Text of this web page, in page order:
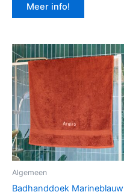
Meer info!
Algemeen
Badhanddoek Marineblauw